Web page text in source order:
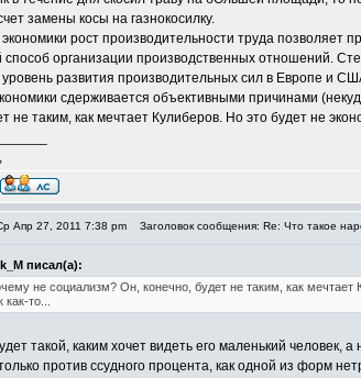
замены косы на газнокосилку.
рост производительности труда позволяет
способ организации производственных отношений.
уровень развития производительных сил в Европе и
сдерживается объективными причинами
не таким, как мечтает Кулиберов. Но это будет не
Апр 27, 2011 7:38 pm Заголовок сообщения: Re: Что такое
писал(а):
не социализм? Он, конечно, будет не таким, как мечтает
как-то...
такой, каким хочет видеть его маленький человек,
против ссудного процента, как одной из форм